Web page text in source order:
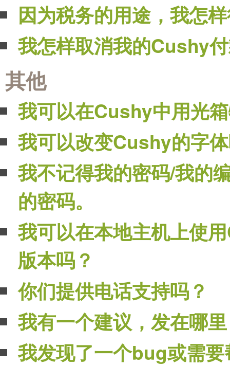
因为税务的用途，我怎
我怎样取消我的Cushy
其他
我可以在Cushy中用光
我可以改变Cushy的字
我不记得我的密码/我的
的密码。
我可以在本地主机上使
版本吗？
你们提供电话支持吗？
我有一个建议，发在哪
我发现了一个bug或需